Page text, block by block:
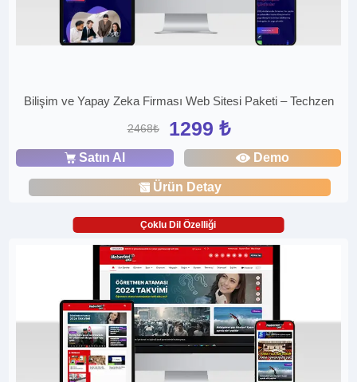
Bilişim ve Yapay Zeka Firması Web Sitesi Paketi – Techzen
2468₺ 1299 ₺
Satın Al Demo
Ürün Detay
Çoklu Dil Özelliği